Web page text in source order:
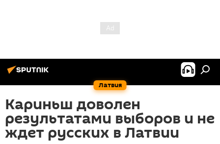
Латвия
Кариньш доволен
результатами выборов и не
ждет русских в Латвии